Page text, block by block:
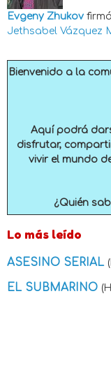
Evgeny Zhukov
Jethsabel Vázquez
Bienvenido a la
Aquí podrá
disfrutar,
vivir el mundo
¿Quién
Lo más leído
ASESINO SERIAL
EL SUBMARINO